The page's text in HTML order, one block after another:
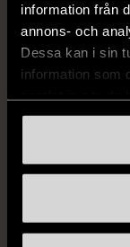
information från
annons- och
Dessa kan i sin
information som
Stenströms
L (50) Gott
259 kr